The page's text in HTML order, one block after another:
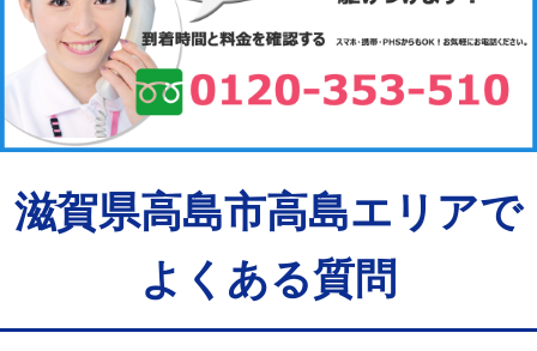
滋賀県高島市高島エリアで
よくある質問